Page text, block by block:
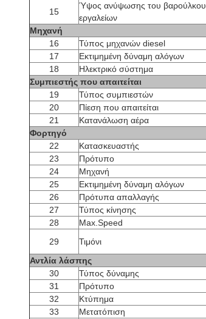
15
Ύψος ανύψωσης του βαρούλκου
εργαλείων
Μηχανή
16
Τύπος μηχανών diesel
17
Εκτιμημένη δύναμη αλόγων
18
Ηλεκτρικό σύστημα
Συμπιεστής που απαιτείται
19
Τύπος συμπιεστών
20
Πίεση που απαιτείται
21
Κατανάλωση αέρα
Φορτηγό
22
Κατασκευαστής
23
Πρότυπο
24
Μηχανή
25
Εκτιμημένη δύναμη αλόγων
26
Πρότυπα απαλλαγής
27
Τύπος κίνησης
28
Max.Speed
29
Τιμόνι
Αντλία λάσπης
30
Τύπος δύναμης
31
Πρότυπο
32
Κτύπημα
33
Μετατόπιση